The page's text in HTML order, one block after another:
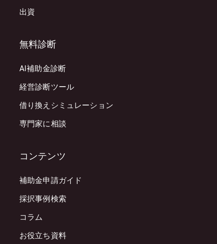
出資
無料診断
AI補助金診断
経営診断ツール
借り換えシミュレーション
専門家に相談
コンテンツ
補助金申請ガイド
採択事例検索
コラム
お役立ち資料